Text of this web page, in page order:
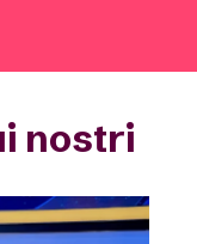
nostri